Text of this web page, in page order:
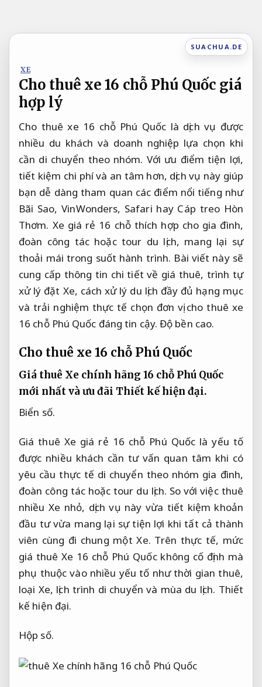
nội
SUACHUA.DE
XE
Cho thuê xe 16 chỗ Phú Quốc giá
hợp lý
Cho thuê xe 16 chỗ Phú Quốc là dịch vụ được
nhiều du khách và doanh nghiệp lựa chọn khi
cần di chuyển theo nhóm. Với ưu điểm tiện lợi,
tiết kiệm chi phí và an tâm hơn, dịch vụ này giúp
bạn dễ dàng tham quan các điểm nổi tiếng như
Bãi Sao, VinWonders, Safari hay Cáp treo Hòn
Thơm. Xe giá rẻ 16 chỗ thích hợp cho gia đình,
đoàn công tác hoặc tour du lịch, mang lại sự
thoải mái trong suốt hành trình. Bài viết này sẽ
cung cấp thông tin chi tiết về giá thuê, trình tự
xử lý đặt Xe, cách xử lý du lịch đầy đủ hạng mục
và trải nghiệm thực tế chọn đơn vị cho thuê xe
16 chỗ Phú Quốc đáng tin cậy. Độ bền cao.
Cho thuê xe 16 chỗ Phú Quốc
Giá thuê Xe chính hãng 16 chỗ Phú Quốc
mới nhất và ưu đãi Thiết kế hiện đại.
Biển số.
Giá thuê Xe giá rẻ 16 chỗ Phú Quốc là yếu tố
được nhiều khách cần tư vấn quan tâm khi có
yêu cầu thực tế di chuyển theo nhóm gia đình,
đoàn công tác hoặc tour du lịch. So với việc thuê
nhiều Xe nhỏ, dịch vụ này vừa tiết kiệm khoản
đầu tư vừa mang lại sự tiện lợi khi tất cả thành
viên cùng đi chung một Xe. Trên thực tế, mức
giá thuê Xe 16 chỗ Phú Quốc không cố định mà
phụ thuộc vào nhiều yếu tố như thời gian thuê,
loại Xe, lịch trình di chuyển và mùa du lịch. Thiết
kế hiện đại.
Hộp số.